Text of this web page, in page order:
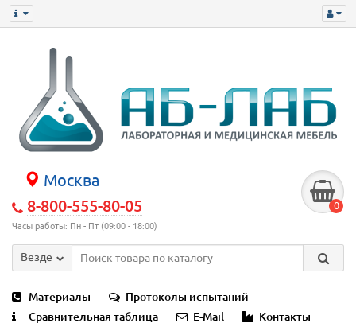
Москва
8-800-555-80-05
Часы работы: Пн - Пт (09:00 - 18:00)
0
Везде
Материалы
Протоколы испытаний
Сравнительная таблица
E-Mail Контакты